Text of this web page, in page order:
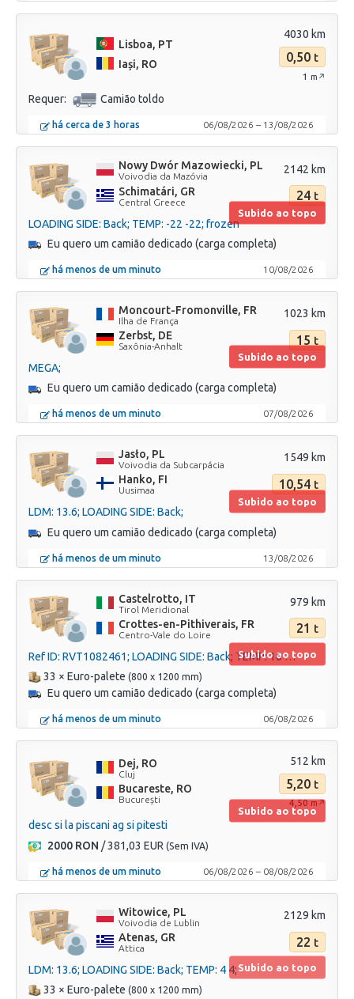
Lisboa, PT
Iași, RO
4030 km
0,50 t
1 m↗
Requer: Camião toldo
há cerca de 3 horas 06/08/2026 – 13/08/2026
Subido ao topo
Nowy Dwór Mazowiecki, PL
Voivodia da Mazóvia
Schimatári, GR
Central Greece
2142 km
24 t
LOADING SIDE: Back; TEMP: -22 -22; frozen
Eu quero um camião dedicado (carga completa)
há menos de um minuto 10/08/2026
Subido ao topo
Moncourt-Fromonville, FR
Ilha de França
Zerbst, DE
Saxônia-Anhalt
1023 km
15 t
MEGA;
Eu quero um camião dedicado (carga completa)
há menos de um minuto 07/08/2026
Subido ao topo
Jasło, PL
Voivodia da Subcarpácia
Hanko, FI
Uusimaa
1549 km
10,54 t
LDM: 13.6; LOADING SIDE: Back;
Eu quero um camião dedicado (carga completa)
há menos de um minuto 13/08/2026
Subido ao topo
Castelrotto, IT
Tirol Meridional
Crottes-en-Pithiverais, FR
Centro-Vale do Loire
979 km
21 t
Ref ID: RVT1082461; LOADING SIDE: Back; TEMP: 16 16;
33 × Euro-palete (800 x 1200 mm)
Eu quero um camião dedicado (carga completa)
há menos de um minuto 06/08/2026
Subido ao topo
Dej, RO
Cluj
Bucareste, RO
București
512 km
5,20 t
4,50m↗
desc si la piscani ag si pitesti
2000 RON / 381,03 EUR (Sem IVA)
há menos de um minuto 06/08/2026 – 08/08/2026
Subido ao topo
Witowice, PL
Voivodia de Lublin
Atenas, GR
Attica
2129 km
22 t
LDM: 13.6; LOADING SIDE: Back; TEMP: 4 4;
33 × Euro-palete (800 x 1200 mm)